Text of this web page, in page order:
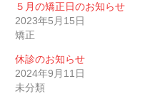
５月の矯正日のお知らせ
2023年5月15日
矯正
休診のお知らせ
2024年9月11日
未分類